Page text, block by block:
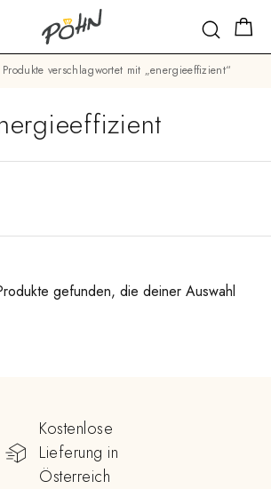
Produkte verschlagwortet mit „energieeffizient“
gefunden, die deiner Auswahl
Kostenlose
Lieferung in
Österreich